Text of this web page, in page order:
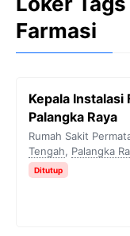
Farmasi
Kepala Instalasi
Palangka Raya
Rumah Sakit
Tengah, Palangka
Ditutup